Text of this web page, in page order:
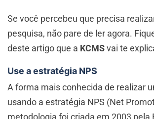
Se você percebeu que precisa
pesquisa, não pare de ler agora.
deste artigo que a KCMSvai te
Use a estratégia NPS
A forma mais conhecida de realizar
usando a estratégia NPS (Net
metodologia foi criada em 2003 pela